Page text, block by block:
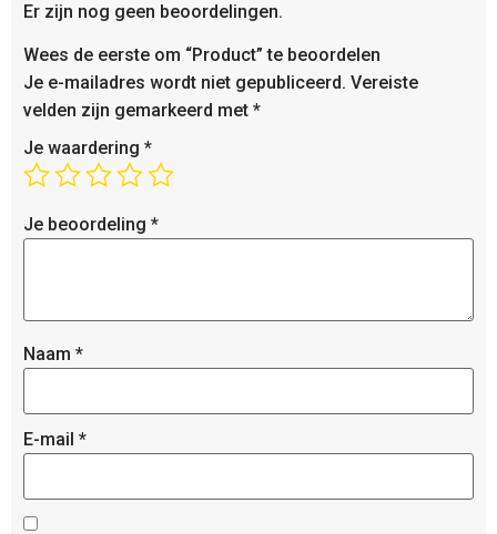
Er zijn nog geen beoordelingen.
Wees de eerste om “Product” te beoordelen
Je e-mailadres wordt niet gepubliceerd. Vereiste
velden zijn gemarkeerd met *
Je waardering *
Je beoordeling *
Naam *
E-mail *